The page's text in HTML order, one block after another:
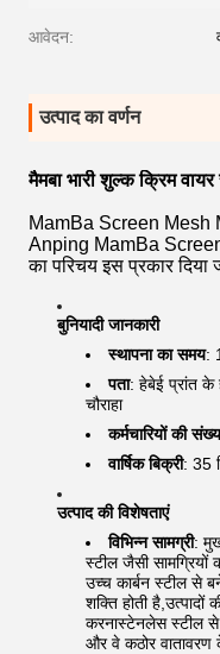
आवेदन:
उत्पाद का वर्णन
मैमबा भारी शुल्क क्रिम
MamBa Screen Mesh
Anping MamBa
का परिचय इस प्रकार दिया
बुनियादी जानकारी
स्थापना का समय:
पता: हेबेई प्रांत के
चौराहा
कर्मचारियों की
वार्षिक बिक्री: 35
उत्पाद की विशेषताएं
विभिन्न सामग्री:
स्टील जैसी
उच्च कार्बन स्टील से
शक्ति होती
करनास्टेनलेस स्टील से
और वे कठोर